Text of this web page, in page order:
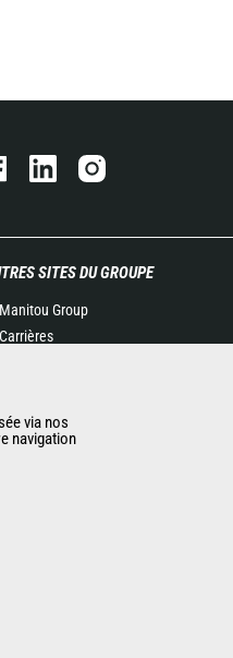
SITES DU GROUPE
Manitou Group
Carrières
Boutique de produits
dérivés
via nos
navigation